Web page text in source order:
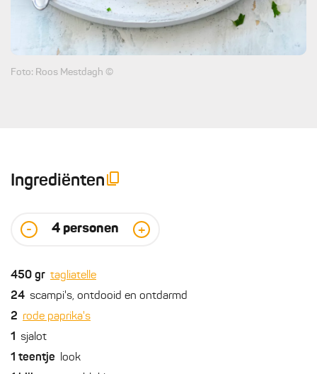
Foto: Roos Mestdagh ©
Ingrediënten
- 4 personen +
450 gr tagliatelle
24 scampi's, ontdooid en ontdarmd
2 rode paprika's
1 sjalot
1 teentje look